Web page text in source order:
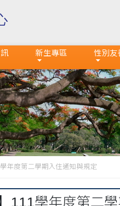
新生專區 性別友
學年度第二學期入住通知與規定
111學年度第二